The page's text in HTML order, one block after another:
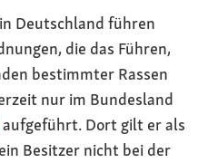
Deutschland führen
die das Führen,
bestimmter Rassen
nur im Bundesland
aufgeführt. Dort gilt er als
Besitzer nicht bei der